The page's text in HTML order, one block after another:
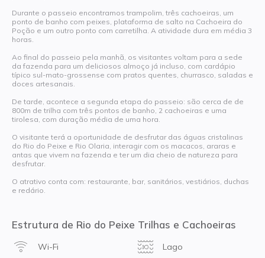
Durante o passeio encontramos trampolim, três cachoeiras, um
ponto de banho com peixes, plataforma de salto na Cachoeira do
Poção e um outro ponto com carretilha. A atividade dura em média 3
horas.
Ao final do passeio pela manhã, os visitantes voltam para a sede
da fazenda para um deliciosos almoço já incluso, com cardápio
típico sul-mato-grossense com pratos quentes, churrasco, saladas e
doces artesanais.
De tarde, acontece a segunda etapa do passeio: são cerca de de
800m de trilha com três pontos de banho, 2 cachoeiras e uma
tirolesa, com duração média de uma hora.
O visitante terá a oportunidade de desfrutar das águas cristalinas
do Rio do Peixe e Rio Olaria, interagir com os macacos, araras e
antas que vivem na fazenda e ter um dia cheio de natureza para
desfrutar.
O atrativo conta com: restaurante, bar, sanitários, vestiários, duchas
e redário.
Estrutura de Rio do Peixe Trilhas e Cachoeiras
Wi-Fi Lago